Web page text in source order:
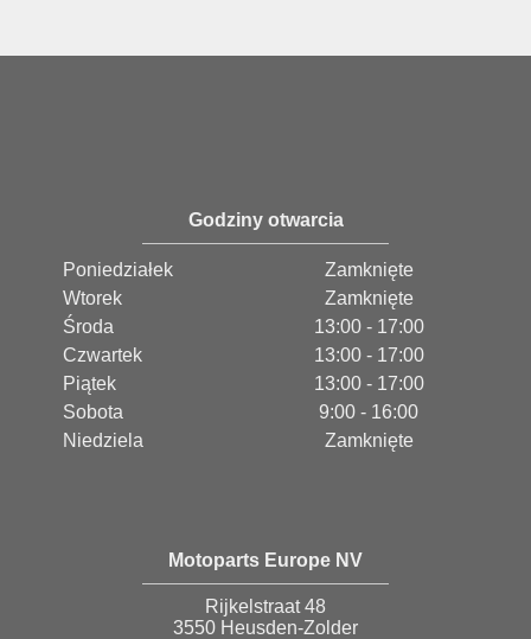
Godziny otwarcia
Poniedziałek
Zamknięte
Wtorek
Zamknięte
Środa
13:00 - 17:00
Czwartek
13:00 - 17:00
Piątek
13:00 - 17:00
Sobota
9:00 - 16:00
Niedziela
Zamknięte
Motoparts Europe NV
Rijkelstraat 48
3550 Heusden-Zolder